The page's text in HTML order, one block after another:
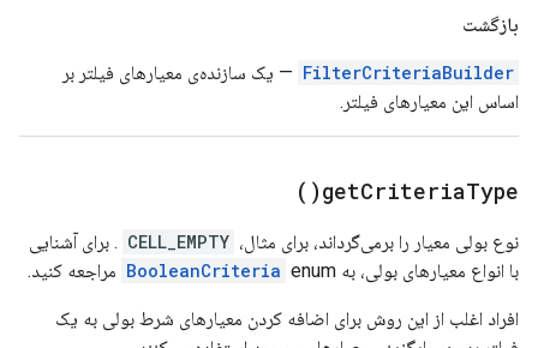
بازگشت
FilterCriteriaBuilder — یک سازنده‌ی معیارهای فیلتر بر
اساس این معیارهای فیلتر.
getCriteriaType(
)
نوع بولی معیار را برمی‌گرداند، برای مثال، CELL_EMPTY . برای آشنایی
با انواع معیارهای بولی، به
BooleanCriteria enum مراجعه کنید.
افراد اغلب از این روش برای اضافه کردن معیارهای شرط بولی به یک